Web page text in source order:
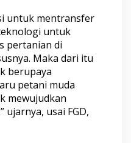
untuk mentransfer
untuk
pertanian di
Maka dari itu
berupaya
petani muda
mewujudkan
ujarnya, usai FGD,